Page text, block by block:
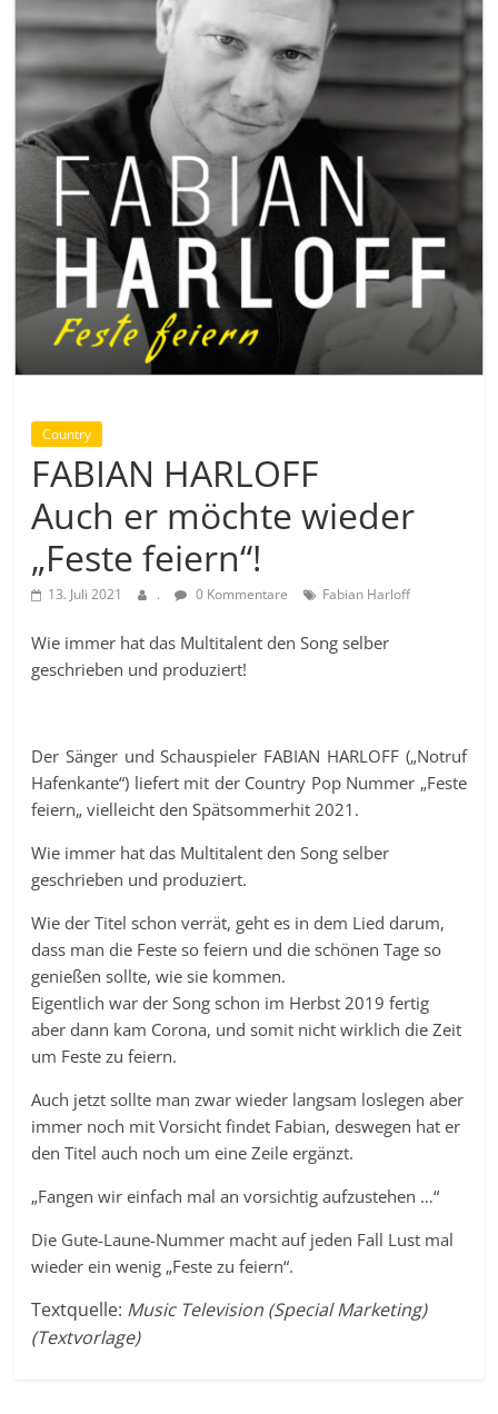
Country
FABIAN HARLOFF
Auch er möchte wieder
„Feste feiern“!
13. Juli 2021 . 0 Kommentare Fabian Harloff
Wie immer hat das Multitalent den Song selber
geschrieben und produziert!
Der Sänger und Schauspieler FABIAN HARLOFF („Notruf
Hafenkante“) liefert mit der Country Pop Nummer „Feste
feiern„ vielleicht den Spätsommerhit 2021.
Wie immer hat das Multitalent den Song selber
geschrieben und produziert.
Wie der Titel schon verrät, geht es in dem Lied darum,
dass man die Feste so feiern und die schönen Tage so
genießen sollte, wie sie kommen.
Eigentlich war der Song schon im Herbst 2019 fertig
aber dann kam Corona, und somit nicht wirklich die Zeit
um Feste zu feiern.
Auch jetzt sollte man zwar wieder langsam loslegen aber
immer noch mit Vorsicht findet Fabian, deswegen hat er
den Titel auch noch um eine Zeile ergänzt.
„Fangen wir einfach mal an vorsichtig aufzustehen …“
Die Gute-Laune-Nummer macht auf jeden Fall Lust mal
wieder ein wenig „Feste zu feiern“.
Textquelle: Music Television (Special Marketing)
(Textvorlage)